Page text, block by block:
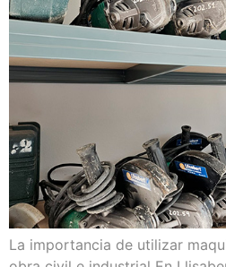
La importancia de utilizar